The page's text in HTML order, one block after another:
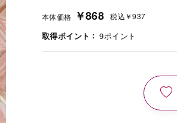
本体価格 ￥868 税込 ￥937
取得ポイント 9ポイント